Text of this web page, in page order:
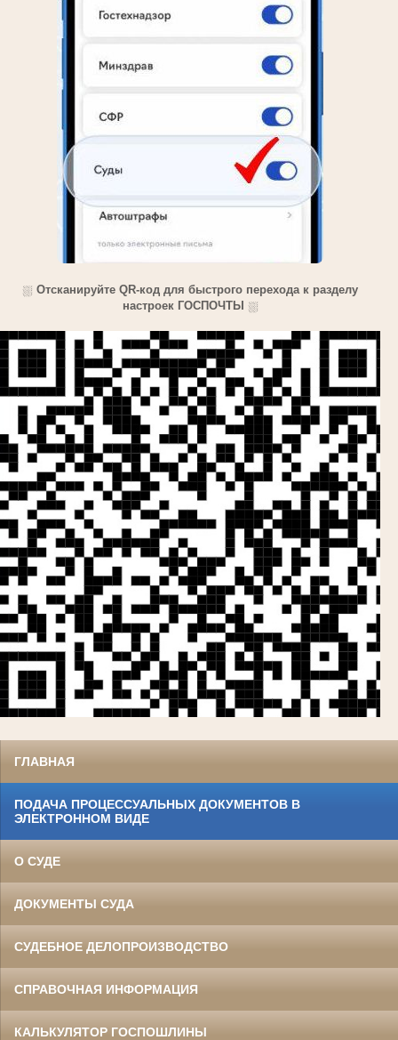
⛆ Отсканируйте QR-код для быстрого перехода к разделу
настроек ГОСПОЧТЫ
⛆
ГЛАВНАЯ
ПОДАЧА ПРОЦЕССУАЛЬНЫХ ДОКУМЕНТОВ В
ЭЛЕКТРОННОМ ВИДЕ
О СУДЕ
ДОКУМЕНТЫ СУДА
СУДЕБНОЕ ДЕЛОПРОИЗВОДСТВО
СПРАВОЧНАЯ ИНФОРМАЦИЯ
КАЛЬКУЛЯТОР ГОСПОШЛИНЫ